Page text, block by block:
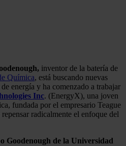
inventor de la batería de
Química, está buscando nuevas
energía y ha comenzado a trabajar
Inc. (EnergyX), una joven
fundada por el empresario Teague
radicalmente el enfoque del
Goodenough de la Universidad